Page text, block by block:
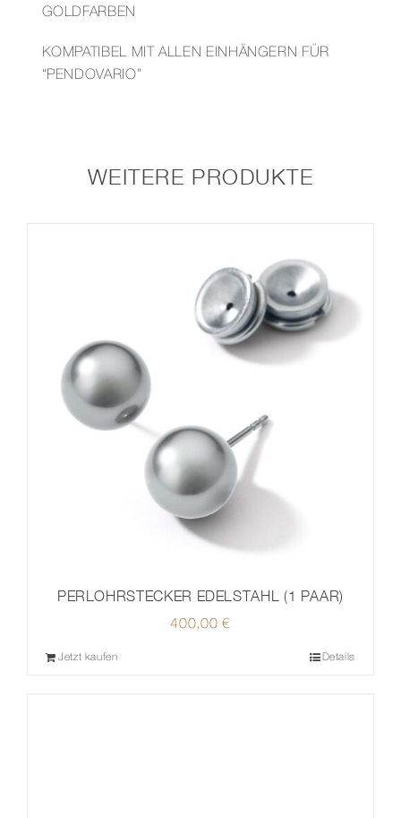
GOLDFARBEN
KOMPATIBEL MIT ALLEN EINHÄNGERN FÜR
“PENDOVARIO”
WEITERE PRODUKTE
PERLOHRSTECKER EDELSTAHL (1 PAAR)
400,00 €
Jetzt kaufen Details